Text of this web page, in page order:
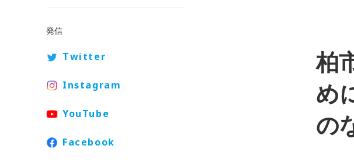
発信
Twitter
Instagram
YouTube
Facebook
柏
め
の